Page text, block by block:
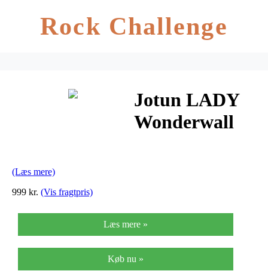
Rock Challenge
Jotun LADY
Wonderwall
(Læs mere)
999 kr. (Vis fragtpris)
Læs mere »
Køb nu »